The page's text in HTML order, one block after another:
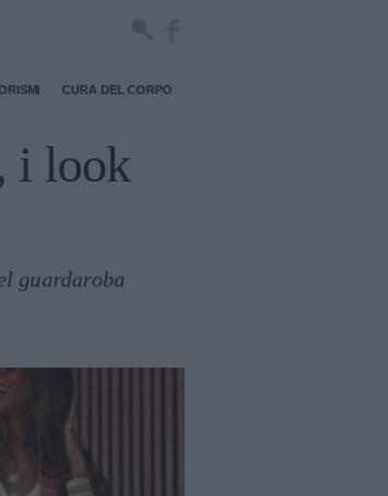
CURA DEL CORPO
i look
guardaroba